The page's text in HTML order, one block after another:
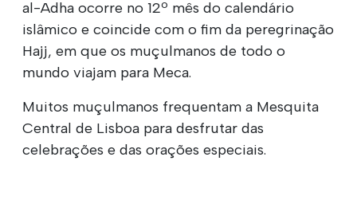
al-Adha ocorre no 12º mês do calendário
islâmico e coincide com o fim da peregrinação
Hajj, em que os muçulmanos de todo o
mundo viajam para Meca.
Muitos muçulmanos frequentam a Mesquita
Central de Lisboa para desfrutar das
celebrações e das orações especiais.